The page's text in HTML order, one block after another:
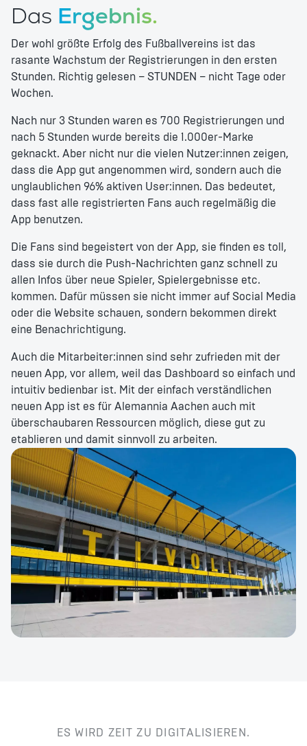
Das Ergebnis.
Der wohl größte Erfolg des Fußballvereins ist das
rasante Wachstum der Registrierungen in den ersten
Stunden. Richtig gelesen – STUNDEN – nicht Tage oder
Wochen.
Nach nur 3 Stunden waren es 700 Registrierungen und
nach 5 Stunden wurde bereits die 1.000er-Marke
geknackt. Aber nicht nur die vielen Nutzer:innen zeigen,
dass die App gut angenommen wird, sondern auch die
unglaublichen 96% aktiven User:innen. Das bedeutet,
dass fast alle registrierten Fans auch regelmäßig die
App benutzen.
Die Fans sind begeistert von der App, sie finden es toll,
dass sie durch die Push-Nachrichten ganz schnell zu
allen Infos über neue Spieler, Spielergebnisse etc.
kommen. Dafür müssen sie nicht immer auf Social Media
oder die Website schauen, sondern bekommen direkt
eine Benachrichtigung.
Auch die Mitarbeiter:innen sind sehr zufrieden mit der
neuen App, vor allem, weil das Dashboard so einfach und
intuitiv bedienbar ist. Mit der einfach verständlichen
neuen App ist es für Alemannia Aachen auch mit
überschaubaren Ressourcen möglich, diese gut zu
etablieren und damit sinnvoll zu arbeiten.
ES WIRD ZEIT ZU DIGITALISIEREN.